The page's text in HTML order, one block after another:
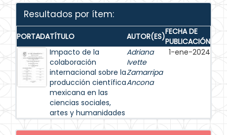
Resultados por ítem:
PORTADATÍTULO AUTOR(ES)FECHA DE
PUBLICACIÓN
Impacto de la
colaboración
internacional sobre la
producción científica
mexicana en las
ciencias sociales,
artes y humanidades
Adriana
Ivette
Zamarripa
Ancona
1-ene-2024